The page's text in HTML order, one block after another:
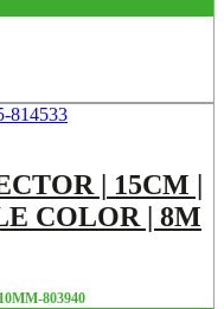
| 15CM |
COLOR | 8M
803940